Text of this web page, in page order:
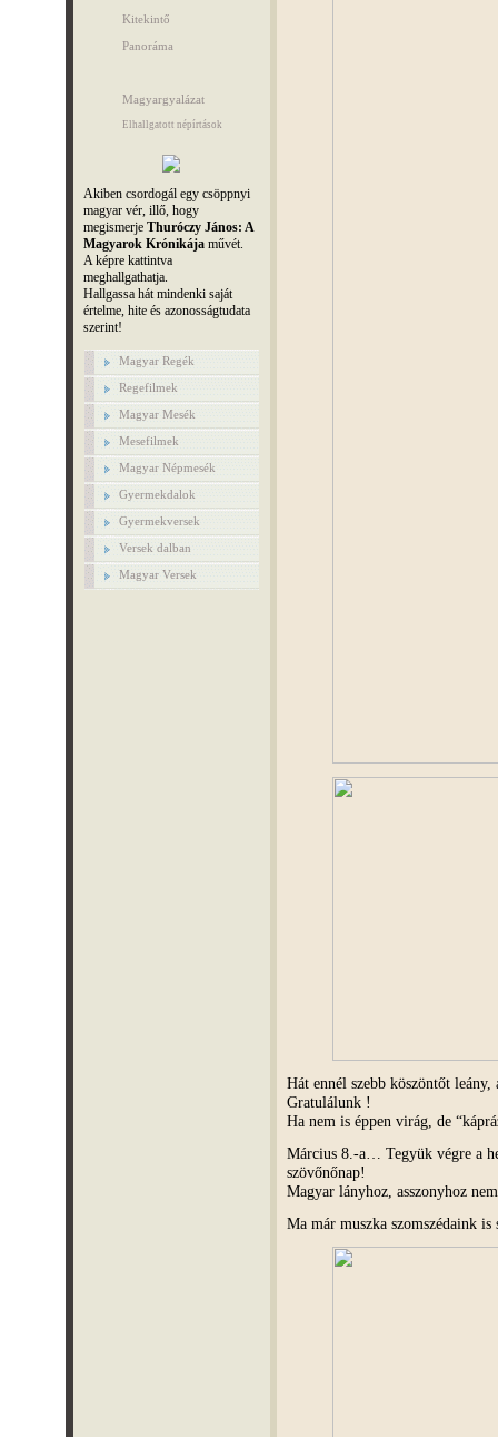
Kitekintő
Panoráma
Magyargyalázat
Elhallgatott népírtások
Akiben csordogál egy csöppnyi
magyar vér, illő, hogy
megismerjeThuróczy János: A
Magyarok Krónikája művét.
A képre kattintva
meghallgathatja.
Hallgassa hát mindenki saját
értelme, hite és azonosságtudata
szerint!
Magyar Regék
Regefilmek
Magyar Mesék
Mesefilmek
Magyar Népmesék
Gyermekdalok
Gyermekversek
Versek dalban
Magyar Versek
Hát ennél szebb köszöntőt
Gratulálunk !
Ha nem is éppen virág, de
Március 8.-a… Tegyük végre a
szövőnőnap!
Magyar lányhoz, asszonyhoz
Ma már muszka szomszédaink